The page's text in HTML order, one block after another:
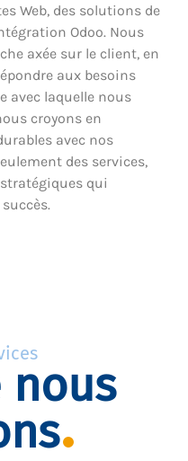
Web, des solutions de
Odoo. Nous
axée sur le client, en
aux besoins
avec laquelle nous
croyons en
avec nos
des services,
qui
nous